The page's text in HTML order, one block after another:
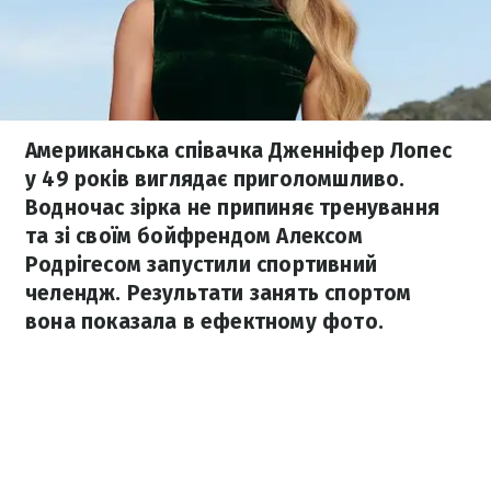
Американська співачка Дженніфер Лопес
у 49 років виглядає приголомшливо.
Водночас зірка не припиняє тренування
та зі своїм бойфрендом Алексом
Родрігесом запустили спортивний
челендж. Результати занять спортом
вона показала в ефектному фото.